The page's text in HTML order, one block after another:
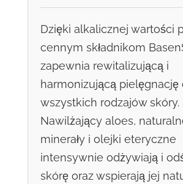
Dzięki alkalicznej wartości
cennym składnikom
zapewnia rewitalizującą i
harmonizującą pielęgnację
wszystkich rodzajów skóry.
Nawilżający aloes,
minerały i olejki eteryczne
intensywnie odżywiają i
skórę oraz wspierają jej